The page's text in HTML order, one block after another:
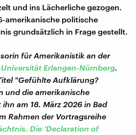
und ins Lächerliche gezogen.
amerikanische politische
grundsätzlich in Frage gestellt.
für Amerikanistik an der
Erlangen-Nürnberg.
"Gefühlte Aufklärung?
und die amerikanische
am 18. März 2026 in Bad
Rahmen der Vortragsreihe
Die 'Declaration of